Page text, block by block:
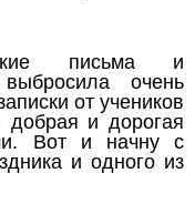
письма и
выбросила очень
от учеников
добрая и дорогая
Вот и начну с
и одного из